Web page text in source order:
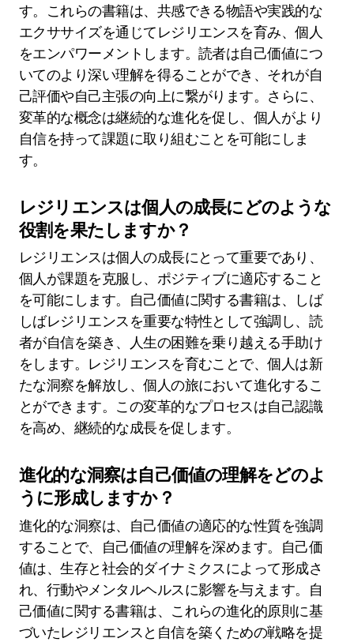
す。これらの書籍は、共感できる物語や実践的な
エクササイズを通じてレジリエンスを育み、個人
をエンパワーメントします。読者は自己価値につ
いてのより深い理解を得ることができ、それが自
己評価や自己主張の向上に繋がります。さらに、
変革的な概念は継続的な進化を促し、個人がより
自信を持って課題に取り組むことを可能にしま
す。
レジリエンスは個人の成長にどのような
役割を果たしますか？
レジリエンスは個人の成長にとって重要であり、
個人が課題を克服し、ポジティブに適応すること
を可能にします。自己価値に関する書籍は、しば
しばレジリエンスを重要な特性として強調し、読
者が自信を築き、人生の困難を乗り越える手助け
をします。レジリエンスを育むことで、個人は新
たな洞察を解放し、個人の旅において進化するこ
とができます。この変革的なプロセスは自己認識
を高め、継続的な成長を促します。
進化的な洞察は自己価値の理解をどのよ
うに形成しますか？
進化的な洞察は、自己価値の適応的な性質を強調
することで、自己価値の理解を深めます。自己価
値は、生存と社会的ダイナミクスによって形成さ
れ、行動やメンタルヘルスに影響を与えます。自
己価値に関する書籍は、これらの進化的原則に基
づいたレジリエンスと自信を築くための戦略を提